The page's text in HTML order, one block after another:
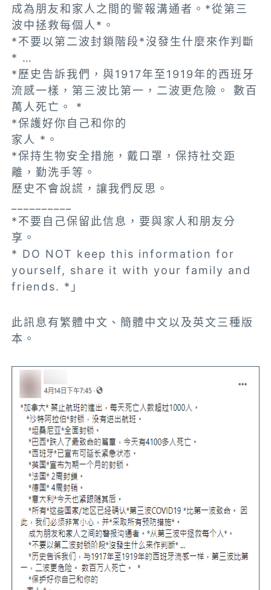
成為朋友和家人之間的警報溝通者。*從第三
波中拯救每個人*。
*不要以第二波封鎖階段*沒發生什麼來作判斷
* …
*歷史告訴我們，與1917年至1919年的西班牙
流感一樣，第三波比第一，二波更危險。 數百
萬人死亡。 *
*保護好你自己和你的
家人 *。
*保持生物安全措施，戴口罩，保持社交距
離，勤洗手等。
歷史不會說謊，讓我們反思。
*不要自己保留此信息，要與家人和朋友分
享。
* DO NOT keep this information for
yourself, share it with your family and
friends. *」
此訊息有繁體中文、簡體中文以及英文三種版
本。